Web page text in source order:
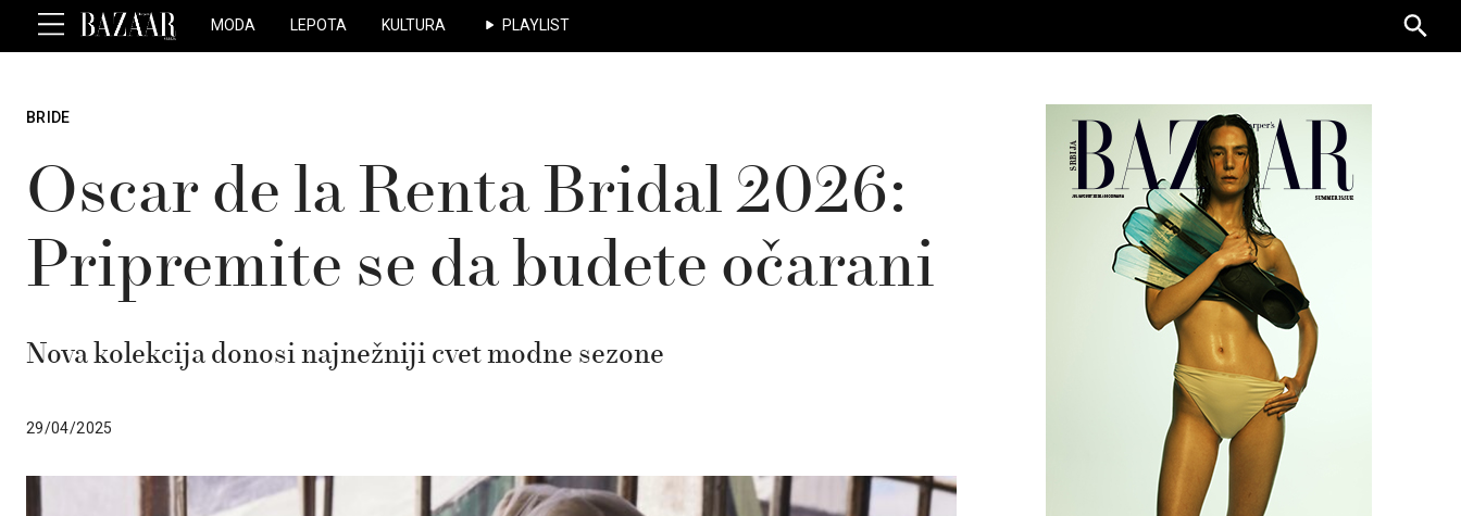
MODA LEPOTA KULTURA PLAYLIST
for:
BRIDE
Oscar de la Renta Bridal 2026:
Pripremite se da budete očarani
Nova kolekcija donosi najnežniji cvet modne sezone
29/04/2025